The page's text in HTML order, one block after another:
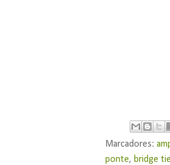
Marcadores:
ponte, bridge